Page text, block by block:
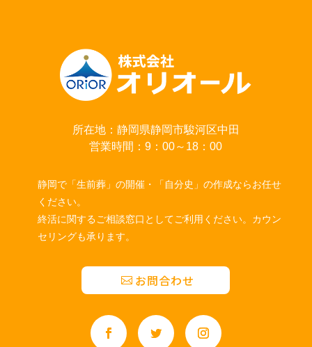
所在地：静岡県静岡市駿河区中田
営業時間：9：00～18：00
静岡で「生前葬」の開催・「自分史」の作成ならお任せ
ください。
終活に関するご相談窓口としてご利用ください。カウン
セリングも承ります。
お問合わせ